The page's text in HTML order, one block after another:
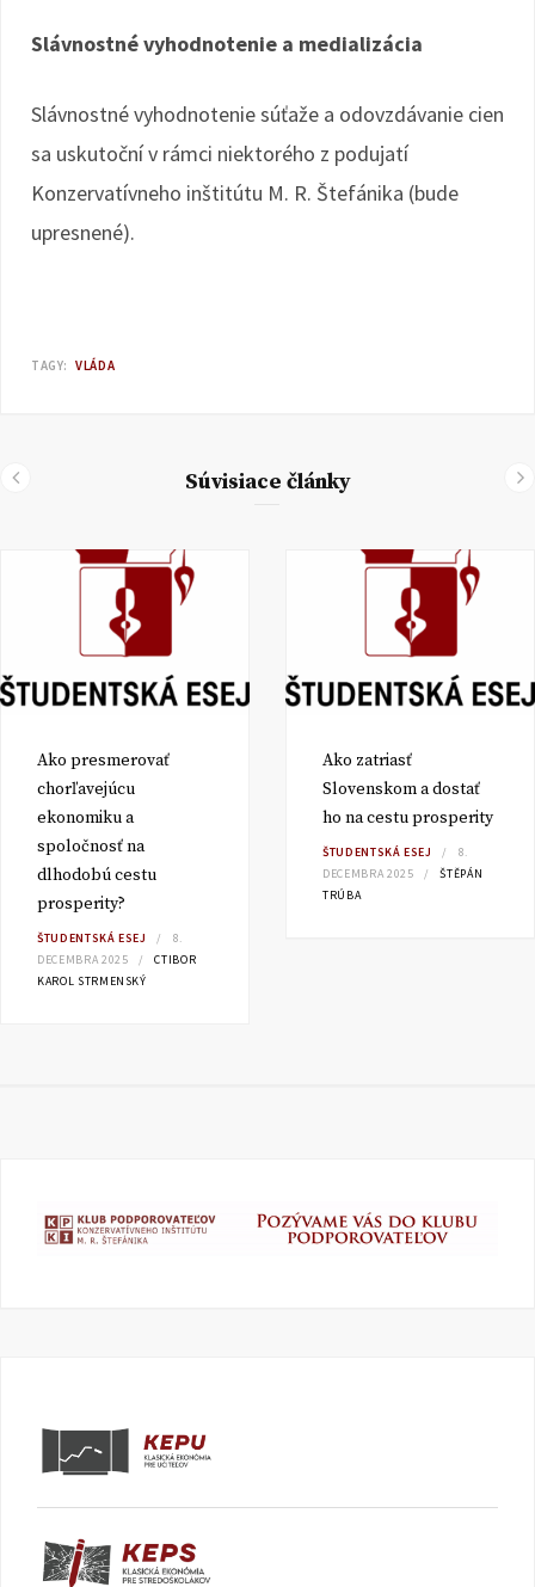
Slávnostné vyhodnotenie a medializácia
Slávnostné vyhodnotenie súťaže a odovzdávanie cien
sa uskutoční v rámci niektorého z podujatí
Konzervatívneho inštitútu M. R. Štefánika (bude
upresnené).
TAGY: VLÁDA
Súvisiace články
Ako presmerovať
chorľavejúcu
ekonomiku a
spoločnosť na
dlhodobú cestu
prosperity?
ŠTUDENTSKÁ ESEJ
8.
DECEMBRA 2025
CTIBOR
KAROL STRMENSKÝ
Ako zatriasť
Slovenskom a dostať
ho na cestu prosperity
ŠTUDENTSKÁ ESEJ
8.
DECEMBRA 2025
ŠTĚPÁN
TRÚBA